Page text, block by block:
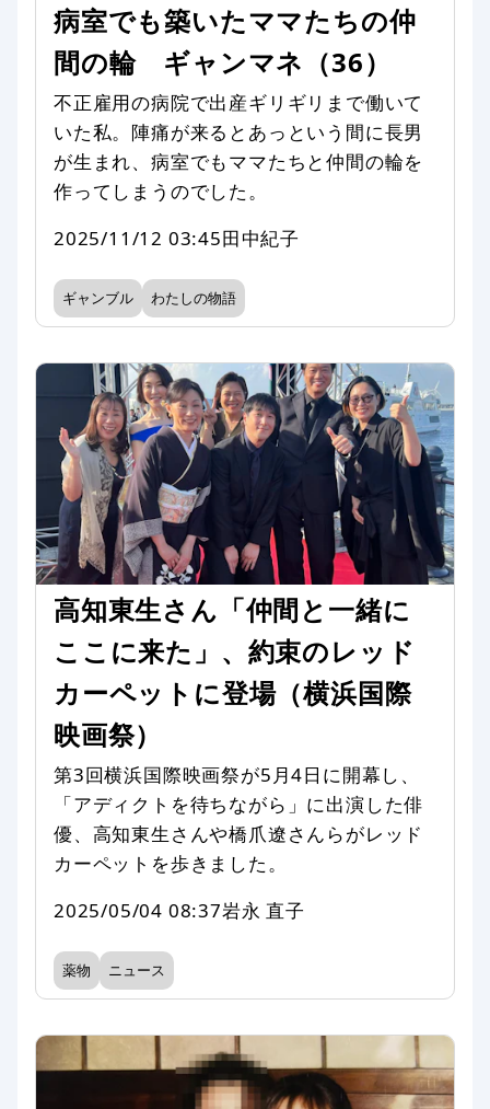
病室でも築いたママたちの仲
間の輪 ギャンマネ（36）
不正雇用の病院で出産ギリギリまで働いて
いた私。陣痛が来るとあっという間に長男
が生まれ、病室でもママたちと仲間の輪を
作ってしまうのでした。
2025/11/12 03:45田中紀子
ギャンブル わたしの物語
高知東生さん「仲間と一緒に
ここに来た」、約束のレッド
カーペットに登場（横浜国際
映画祭）
第3回横浜国際映画祭が5月4日に開幕し、
「アディクトを待ちながら」に出演した俳
優、高知東生さんや橋爪遼さんらがレッド
カーペットを歩きました。
2025/05/04 08:37岩永 直子
薬物 ニュース